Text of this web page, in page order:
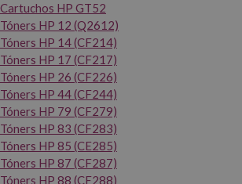
Cartuchos HP GT52
Tóners HP 12 (Q2612)
Tóners HP 14 (CF214)
Tóners HP 17 (CF217)
Tóners HP 26 (CF226)
Tóners HP 44 (CF244)
Tóners HP 79 (CF279)
Tóners HP 83 (CF283)
Tóners HP 85 (CE285)
Tóners HP 87 (CF287)
Tóners HP 88 (CE288)